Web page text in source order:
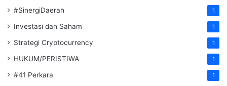
#SinergiDaerah 1
Investasi dan Saham 1
Strategi Cryptocurrency 1
HUKUM/PERISTIWA 1
#41 Perkara 1